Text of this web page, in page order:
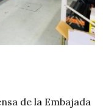
de la Embajada